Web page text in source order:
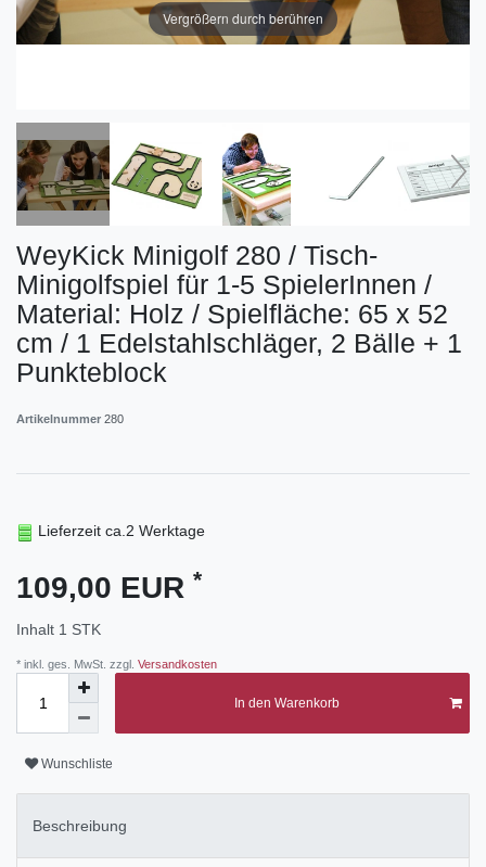
Vergrößern durch berühren
WeyKick Minigolf 280 / Tisch-
Minigolfspiel für 1-5 SpielerInnen /
Material: Holz / Spielfläche: 65 x 52
cm / 1 Edelstahlschläger, 2 Bälle + 1
Punkteblock
Artikelnummer 280
Lieferzeit ca.2 Werktage
109,00 EUR *
Inhalt 1 STK
* inkl. ges. MwSt. zzgl. Versandkosten
In den Warenkorb
Wunschliste
Beschreibung